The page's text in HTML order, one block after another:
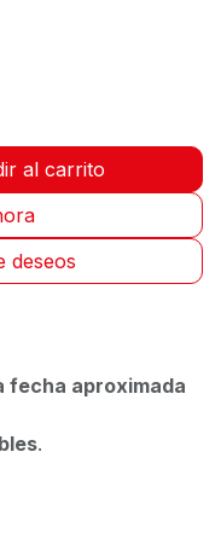
al carrito
deseos
fecha aproximada
.